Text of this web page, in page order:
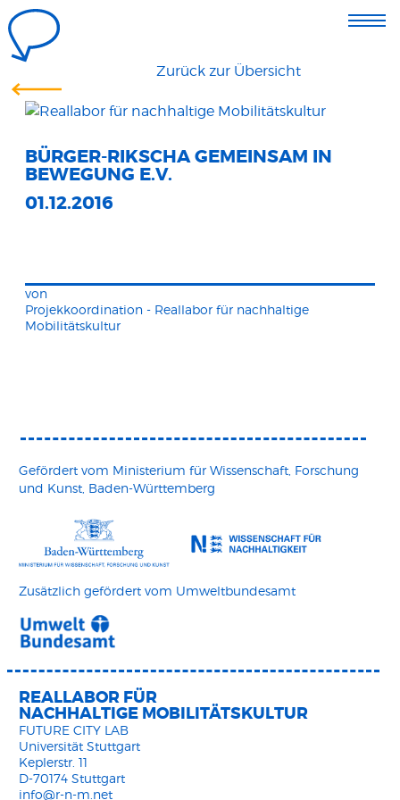
Zurück zur Übersicht
BÜRGER-RIKSCHA GEMEINSAM IN
BEWEGUNG E.V.
01.12.2016
von
Projekkoordination - Reallabor für nachhaltige
Mobilitätskultur
Gefördert vom Ministerium für Wissenschaft, Forschung
und Kunst, Baden-Württemberg
Zusätzlich gefördert vom Umweltbundesamt
REALLABOR FÜR
NACHHALTIGE MOBILITÄTSKULTUR
FUTURE CITY LAB
Universität Stuttgart
Keplerstr. 11
D-70174 Stuttgart
info@r-n-m.net